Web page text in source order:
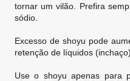
tornar um vilão. Prefira
sódio.
Excesso de shoyu pode
retenção de líquidos (inchaço).
Use o shoyu apenas para